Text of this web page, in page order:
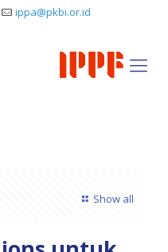
ippa@pkbi.or.id
Show all